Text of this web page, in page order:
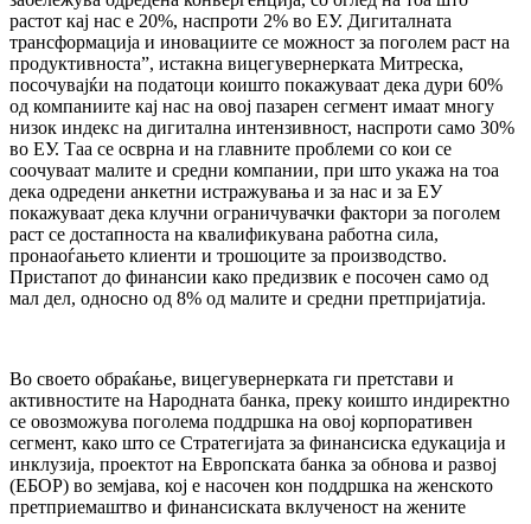
растот кај нас е 20%, наспроти 2% во ЕУ. Дигиталната
трансформација и иновациите се можност за поголем раст на
продуктивноста”, истакна вицегувернерката Митреска,
посочувајќи на податоци коишто покажуваат дека дури 60%
од компаниите кај нас на овој пазарен сегмент имаат многу
низок индекс на дигитална интензивност, наспроти само 30%
во ЕУ. Таа се осврна и на главните проблеми со кои се
соочуваат малите и средни компании, при што укажа на тоа
дека одредени анкетни истражувања и за нас и за ЕУ
покажуваат дека клучни ограничувачки фактори за поголем
раст се достапноста на квалификувана работна сила,
пронаоѓањето клиенти и трошоците за производство.
Пристапот до финансии како предизвик е посочен само од
мал дел, односно од 8% од малите и средни претпријатија.
Во своето обраќање, вицегувернерката ги претстави и
активностите на Народната банка, преку коишто индиректно
се овозможува поголема поддршка на овој корпоративен
сегмент, како што се Стратегијата за финансиска едукација и
инклузија, проектот на Европската банка за обнова и развој
(ЕБОР) во земјава, кој е насочен кон поддршка на женското
претприемаштво и финансиската вклученост на жените